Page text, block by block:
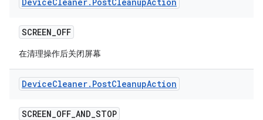
SCREEN_OFF
在清理操作后关闭屏幕
DeviceCleaner. PostCleanupAction
SCREEN_OFF_AND_STOP